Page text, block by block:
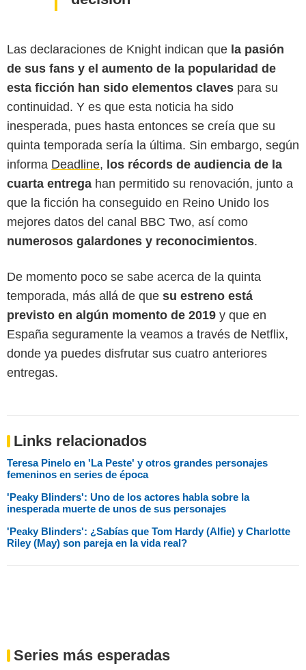
Las declaraciones de Knight indican que la pasión
de sus fans y el aumento de la popularidad de
esta ficción han sido elementos claves para su
continuidad. Y es que esta noticia ha sido
inesperada, pues hasta entonces se creía que su
quinta temporada sería la última. Sin embargo, según
informa Deadline, los récords de audiencia de la
cuarta entrega han permitido su renovación, junto a
que la ficción ha conseguido en Reino Unido los
mejores datos del canal BBC Two, así como
numerosos galardones y reconocimientos.
De momento poco se sabe acerca de la quinta
temporada, más allá de que su estreno está
previsto en algún momento de 2019 y que en
España seguramente la veamos a través de Netflix,
donde ya puedes disfrutar sus cuatro anteriores
entregas.
Links relacionados
Teresa Pinelo en 'La Peste' y otros grandes personajes
femeninos en series de época
'Peaky Blinders': Uno de los actores habla sobre la
inesperada muerte de unos de sus personajes
'Peaky Blinders': ¿Sabías que Tom Hardy (Alfie) y Charlotte
Riley (May) son pareja en la vida real?
Series más esperadas